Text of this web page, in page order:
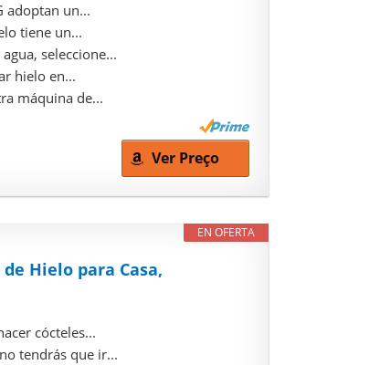
adoptan un...
tiene un...
seleccione...
hielo en...
máquina de...
Ver Preço
EN OFERTA
Hielo para Casa,
cócteles...
tendrás que ir...